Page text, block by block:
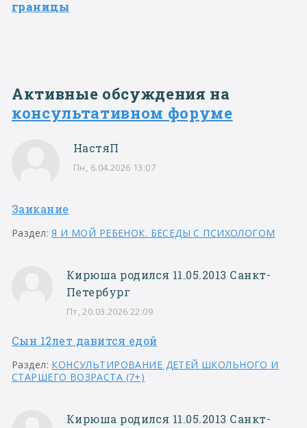
границы
Активные обсуждения на
консультативном форуме
НастяП
Пн, 6.04.2026 13:07
Заикание
Раздел:Я И МОЙ РЕБЕНОК. БЕСЕДЫ С ПСИХОЛОГОМ
Кирюша родился 11.05.2013 Санкт-
Петербург
Пт, 20.03.2026 22:09
Сын 12лет давится едой
Раздел: КОНСУЛЬТИРОВАНИЕ ДЕТЕЙ ШКОЛЬНОГО И
СТАРШЕГО ВОЗРАСТА (7+)
Кирюша родился 11.05.2013 Санкт-